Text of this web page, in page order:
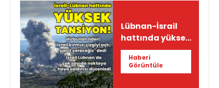
Lübnan-İsrail
hattında yüksek
tansiyon!
Haberi
Görüntüle